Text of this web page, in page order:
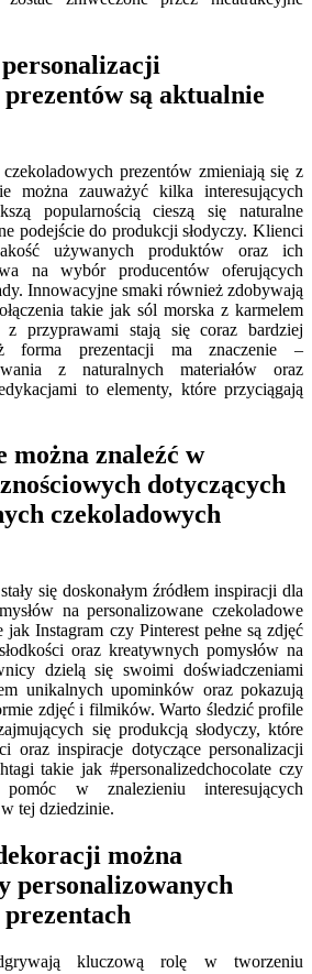
są aktualnie
prezentów zmieniają się z
można zauważyć kilka interesujących
popularnością cieszą się naturalne
podejście do produkcji słodyczy. Klienci
używanych produktów oraz ich
na wybór producentów oferujących
Innowacyjne smaki również zdobywają
takie jak sól morska z karmelem
z przyprawami stają się coraz bardziej
forma prezentacji ma znaczenie –
z naturalnych materiałów oraz
to elementy, które przyciągają
można znaleźć w
dotyczących
czekoladowych
się doskonałym źródłem inspiracji dla
na personalizowane czekoladowe
Instagram czy Pinterest pełne są zdjęć
oraz kreatywnych pomysłów na
dzielą się swoimi doświadczeniami
unikalnych upominków oraz pokazują
zdjęć i filmików. Warto śledzić profile
się produkcją słodyczy, które
oraz inspiracje dotyczące personalizacji
takie jak #personalizedchocolate czy
pomóc w znalezieniu interesujących
tej dziedzinie.
można
personalizowanych
kluczową rolę w tworzeniu